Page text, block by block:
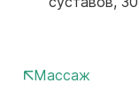
Массаж